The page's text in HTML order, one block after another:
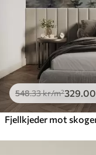
548.33kr/m²329 .00
Fjellkjeder mot